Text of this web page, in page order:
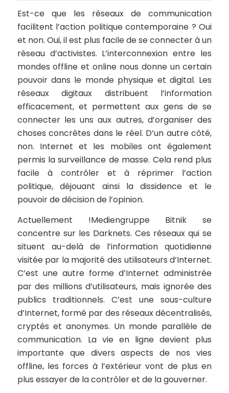
Est-ce que les réseaux de communication
facilitent l’action politique contemporaine ? Oui
et non. Oui, il est plus facile de se connecter à un
réseau d’activistes. L’interconnexion entre les
mondes offline et online nous donne un certain
pouvoir dans le monde physique et digital. Les
réseaux digitaux distribuent l’information
efficacement, et permettent aux gens de se
connecter les uns aux autres, d’organiser des
choses concrètes dans le réel. D’un autre côté,
non. Internet et les mobiles ont également
permis la surveillance de masse. Cela rend plus
facile à contrôler et à réprimer l’action
politique, déjouant ainsi la dissidence et le
pouvoir de décision de l’opinion.
Actuellement !Mediengruppe Bitnik se
concentre sur les Darknets. Ces réseaux qui se
situent au-delà de l’information quotidienne
visitée par la majorité des utilisateurs d’Internet.
C’est une autre forme d’Internet administrée
par des millions d’utilisateurs, mais ignorée des
publics traditionnels. C’est une sous-culture
d’Internet, formé par des réseaux décentralisés,
cryptés et anonymes. Un monde parallèle de
communication. La vie en ligne devient plus
importante que divers aspects de nos vies
offline, les forces à l’extérieur vont de plus en
plus essayer de la contrôler et de la gouverner.